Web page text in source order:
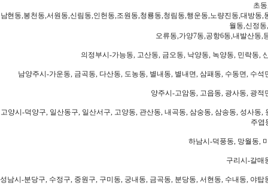
초
남현동,봉천동,서원동,신림동,인헌동,조원동,청룡동,청림동,행운동,노량진동,대방
월동,신정
오류동,가양7동,공항6동,내발산동,
의정부시-가능동, 고산동, 금오동, 낙양동, 녹양동, 민락동,
남양주시-가운동, 금곡동, 다산동, 도농동, 별내동, 별내면, 삼패동, 수동면, 수
양주시-고암동, 고읍동, 광사동, 광
고양시-덕양구, 일산동구, 일산서구, 고양동, 관산동, 내곡동, 삼숭동, 삼송동, 성사
주엽
하남시-덕풍동, 망월동,
구리시-갈매
성남시-분당구, 수정구, 중원구, 구미동, 궁내동, 금곡동, 분당동, 서현동, 수내동, 야